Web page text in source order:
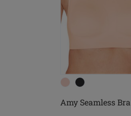
Amy Seamless Bra